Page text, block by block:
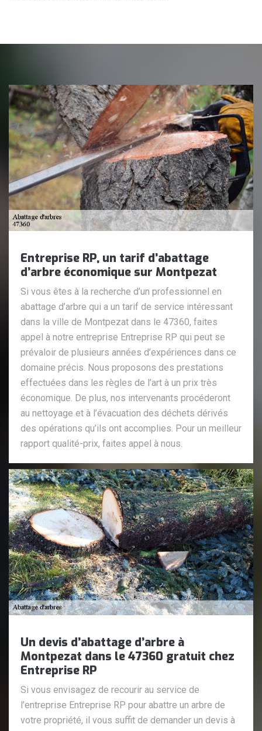
Entreprise RP, un tarif d’abattage
d’arbre économique sur Montpezat
Si vous êtes à la recherche d’un professionnel en
abattage d’arbre qui a un tarif de service intéressant
dans la ville de Montpezat dans le 47360, faites
appel à notre entreprise Entreprise RP qui peut se
prévaloir de plusieurs années d’expériences dans ce
domaine précis. Nous proposons des prestations
effectuées dans les règles de l’art à un prix très
économique. De plus, nos intervenants procéderont
au nettoyage et à l’évacuation des déchets dérivés
des opérations qu’ils ont accomplies. Pour un meilleur
rapport qualité-prix, faites appel à nous.
Un devis d’abattage d’arbre à
Montpezat dans le 47360 gratuit chez
Entreprise RP
Si vous envisagez de recourir au service de
l’entreprise Entreprise RP pour abattre un arbre de
votre propriété, il vous suffit de demander un devis à